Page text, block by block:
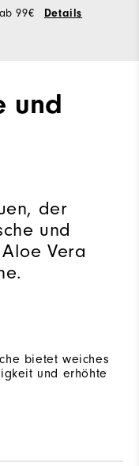
99€ Details
und
der
und
Vera
bietet weiches
und erhöhte